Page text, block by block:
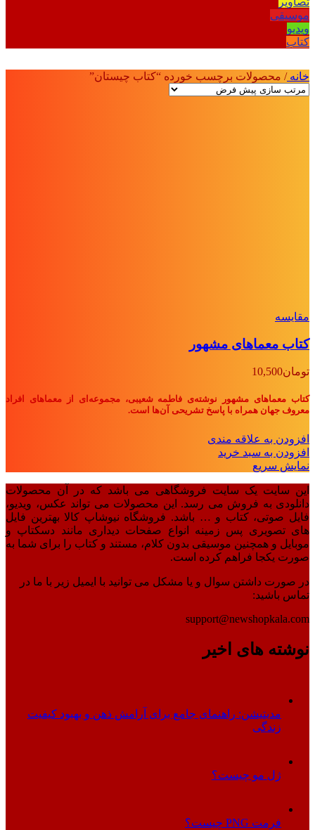
موسیقی
ویدیو
کتاب
خانه/ محصولات برچسب خورده “کتاب چیستان”
مقايسه
کتاب معماهای مشهور
تومان10,500
کتاب معماهای مشهور نوشته‌ی فاطمه شعیبی، مجموعه‌ای از معماهای افراد
معروف جهان همراه با پاسخ تشریحی آن‌ها است.
افزودن به علاقه مندی
افزودن به سبد خرید
نمایش سریع
این سایت یک سایت فروشگاهی می باشد که در آن محصولات
دانلودی به فروش می رسد. این محصولات می تواند عکس، ویدیو،
فایل صوتی، کتاب و … باشد. فروشگاه نیوشاپ کالا بهترین فایل
های تصویری پس زمینه انواع صفحات دیداری مانند دسکتاپ و
موبایل و همچنین موسیقی بدون کلام، مستند و کتاب را برای شما به
صورت یکجا فراهم کرده است.
در صورت داشتن سوال و یا مشکل می توانید با ایمیل زیر با ما در
تماس باشید:
support@newshopkala.com
نوشته های اخیر
مدیتیشن: راهنمای جامع برای آرامش ذهن و بهبود کیفیت
زندگی
ژل مو چیست؟
فرمت PNG چیست؟